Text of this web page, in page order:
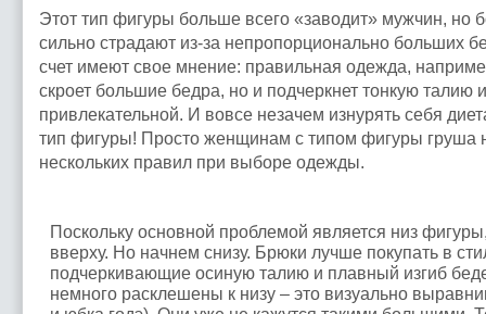
Этот тип фигуры больше всего «заводит» мужчин, но
сильно страдают из-за непропорционально больших
счет имеют свое мнение: правильная одежда,
скроет большие бедра, но и подчеркнет тонкую талию
привлекательной. И вовсе незачем изнурять себя
тип фигуры! Просто женщинам с типом фигуры груша
нескольких правил при выборе одежды.
Поскольку основной проблемой является низ
вверху. Но начнем снизу. Брюки лучше покупать в
подчеркивающие осиную талию и плавный изгиб
немного расклешены к низу – это визуально